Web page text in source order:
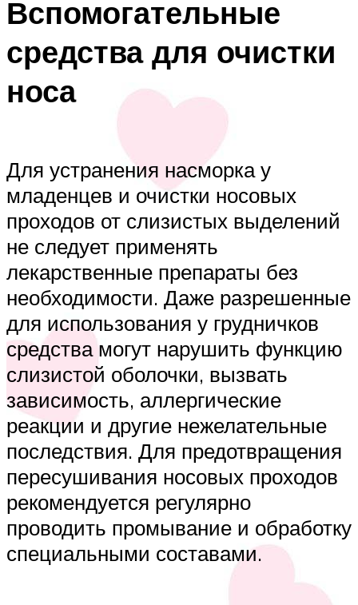
Вспомогательные
средства для очистки
носа
Для устранения насморка у
младенцев и очистки носовых
проходов от слизистых выделений
не следует применять
лекарственные препараты без
необходимости. Даже разрешенные
для использования у грудничков
средства могут нарушить функцию
слизистой оболочки, вызвать
зависимость, аллергические
реакции и другие нежелательные
последствия. Для предотвращения
пересушивания носовых проходов
рекомендуется регулярно
проводить промывание и обработку
специальными составами.